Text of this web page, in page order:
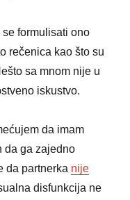
formulisati ono
rečenica kao što su
sa mnom nije u
iskustvo.
da imam
da ga zajedno
da partnerka nije
disfunkcija ne